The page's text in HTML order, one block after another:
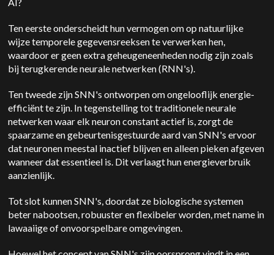
AI?
Ten eerste onderscheidt hun vermogen om op natuurlijke
wijze temporele gegevensreeksen te verwerken hen,
waardoor er geen extra geheugeneenheden nodig zijn zoals
bij terugkerende neurale netwerken (RNN's).
Ten tweede zijn SNN's ontworpen om ongelooflijk energie-
efficiënt te zijn. In tegenstelling tot traditionele neurale
netwerken waar elk neuron constant actief is, zorgt de
spaarzame en gebeurtenisgestuurde aard van SNN's ervoor
dat neuronen meestal inactief blijven en alleen pieken afgeven
wanneer dat essentieel is. Dit verlaagt hun energieverbruik
aanzienlijk.
Tot slot kunnen SNN's, doordat ze biologische systemen
beter nabootsen, robuuster en flexibeler worden, met name in
lawaaiige of onvoorspelbare omgevingen.